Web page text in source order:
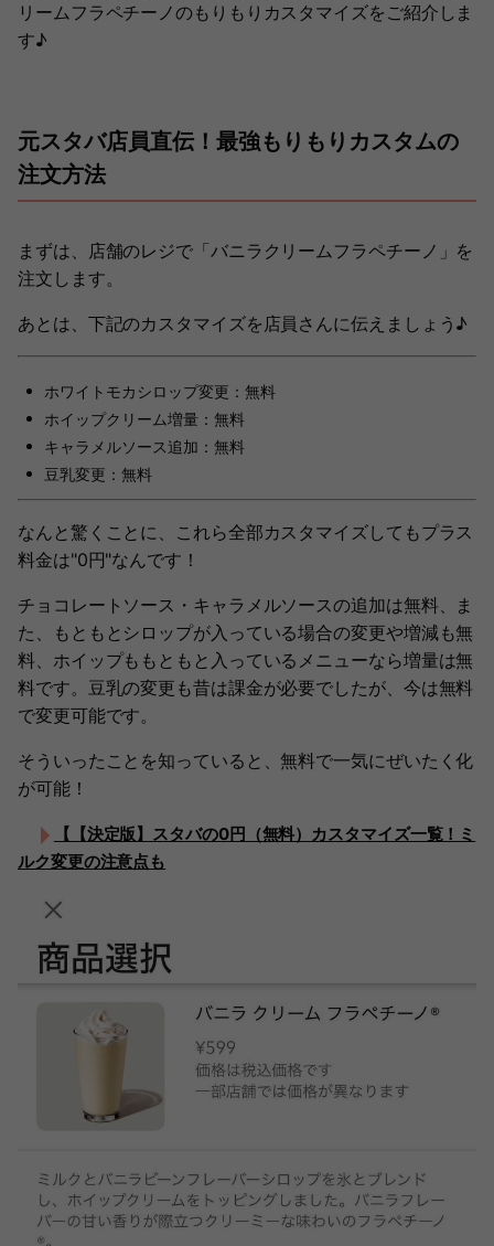
リームフラペチーノのもりもりカスタマイズをご紹介しま
す♪
元スタバ店員直伝！最強もりもりカスタムの
注文方法
まずは、店舗のレジで「バニラクリームフラペチーノ」を
注文します。
あとは、下記のカスタマイズを店員さんに伝えましょう♪
ホワイトモカシロップ変更：無料
ホイップクリーム増量：無料
キャラメルソース追加：無料
豆乳変更：無料
なんと驚くことに、これら全部カスタマイズしてもプラス
料金は"0円"なんです！
チョコレートソース・キャラメルソースの追加は無料、ま
た、もともとシロップが入っている場合の変更や増減も無
料、ホイップももともと入っているメニューなら増量は無
料です。豆乳の変更も昔は課金が必要でしたが、今は無料
で変更可能です。
そういったことを知っていると、無料で一気にぜいたく化
が可能！
【【決定版】スタバの0円（無料）カスタマイズ一覧！ミ
ルク変更の注意点も